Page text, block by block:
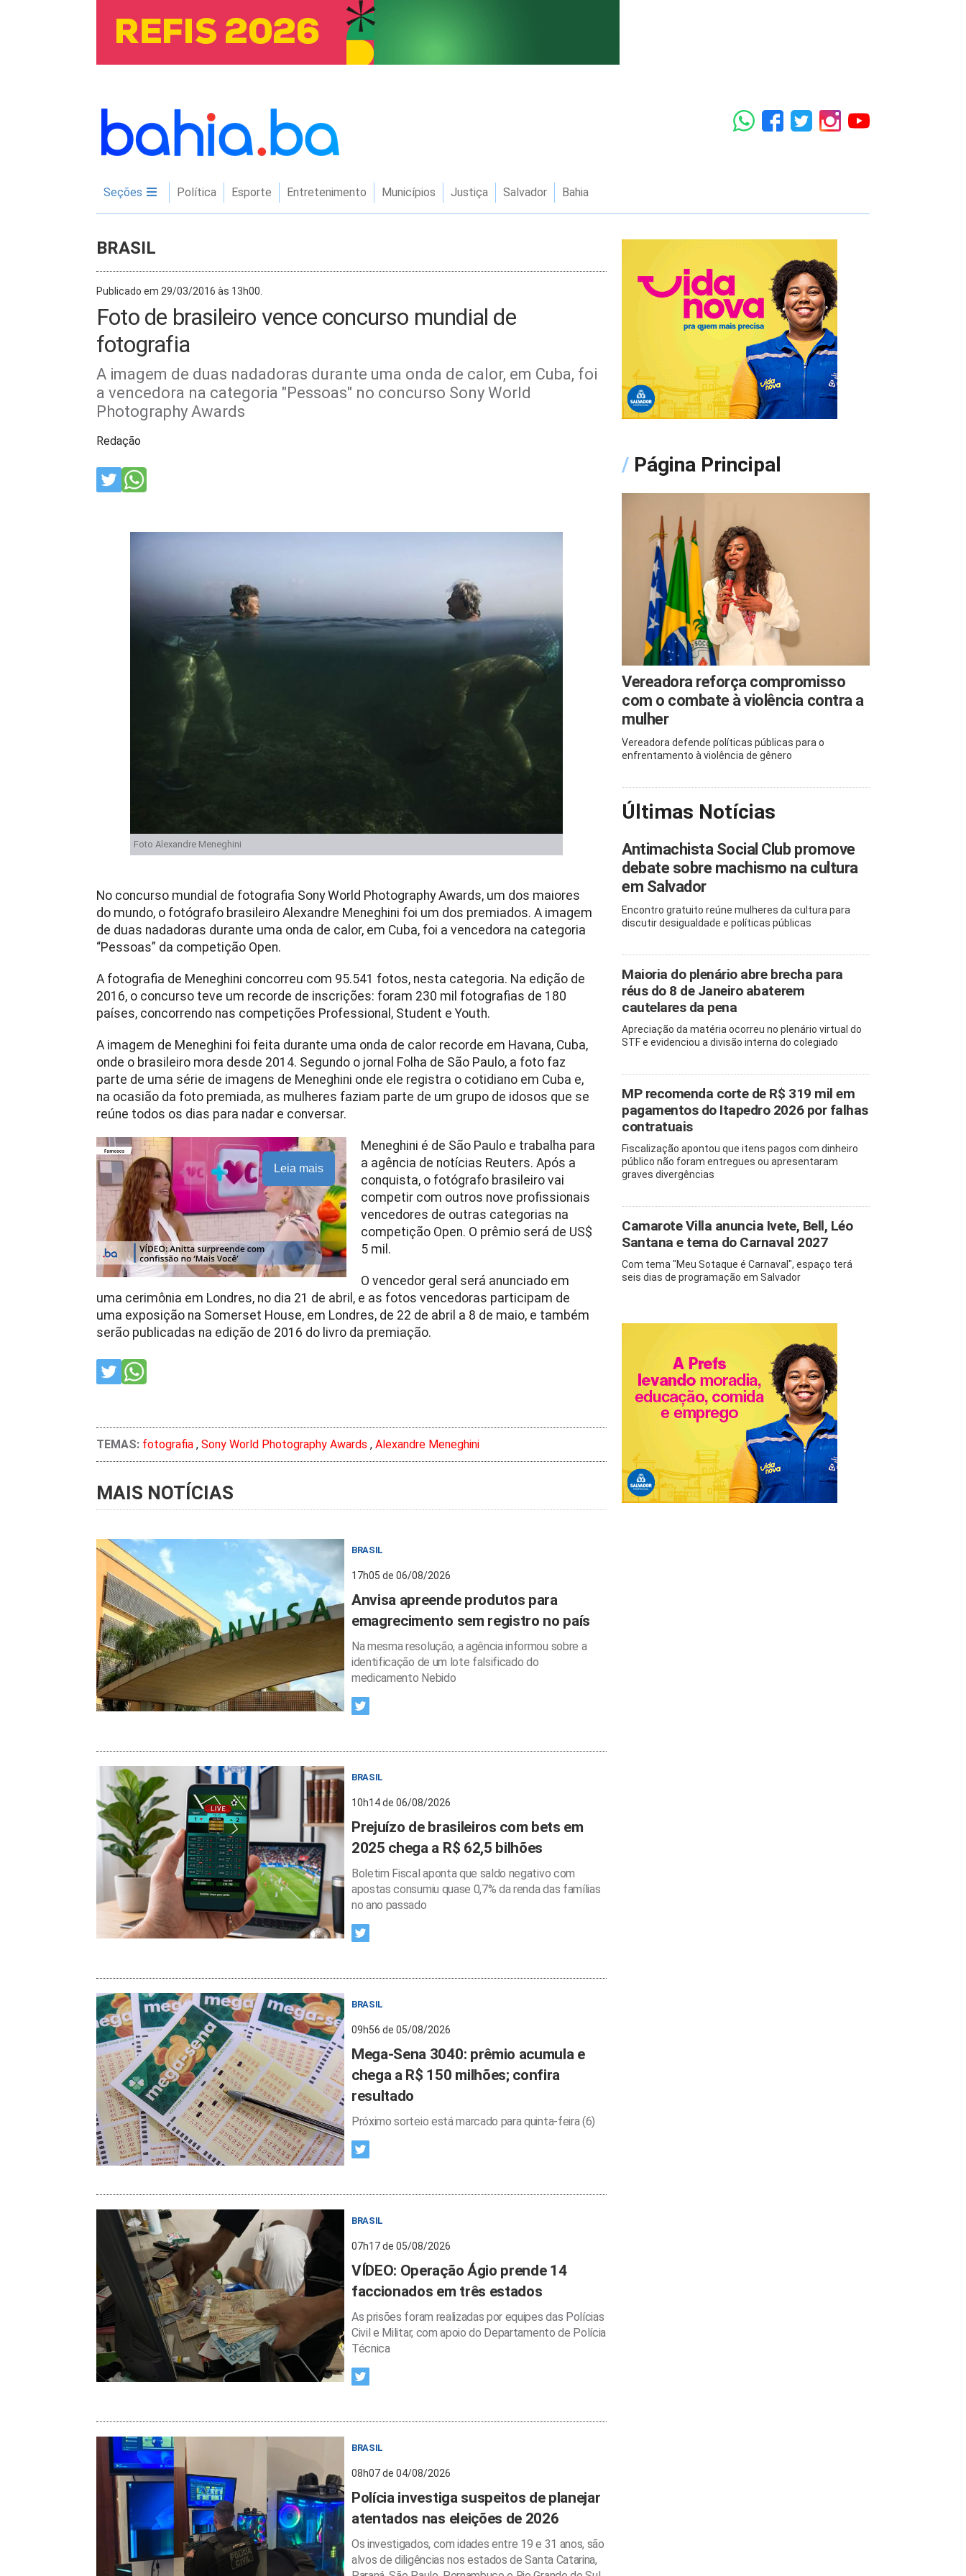
Seções Política Esporte Entretenimento Municípios Justiça Salvador Bahia
BRASIL
Publicado em 29/03/2016 às 13h00.
Foto de brasileiro vence concurso mundial de
fotografia
A imagem de duas nadadoras durante uma onda de calor, em Cuba, foi
a vencedora na categoria "Pessoas" no concurso Sony World
Photography Awards
Redação
Foto Alexandre Meneghini
No concurso mundial de fotografia Sony World Photography Awards, um dos maiores
do mundo, o fotógrafo brasileiro Alexandre Meneghini foi um dos premiados. A imagem
de duas nadadoras durante uma onda de calor, em Cuba, foi a vencedora na categoria
“Pessoas” da competição Open.
A fotografia de Meneghini concorreu com 95.541 fotos, nesta categoria. Na edição de
2016, o concurso teve um recorde de inscrições: foram 230 mil fotografias de 180
países, concorrendo nas competições Professional, Student e Youth.
A imagem de Meneghini foi feita durante uma onda de calor recorde em Havana, Cuba,
onde o brasileiro mora desde 2014. Segundo o jornal Folha de São Paulo, a foto faz
parte de uma série de imagens de Meneghini onde ele registra o cotidiano em Cuba e,
na ocasião da foto premiada, as mulheres faziam parte de um grupo de idosos que se
reúne todos os dias para nadar e conversar.
Leia mais
Meneghini é de São Paulo e trabalha para
a agência de notícias Reuters. Após a
conquista, o fotógrafo brasileiro vai
competir com outros nove profissionais
vencedores de outras categorias na
competição Open. O prêmio será de US$
5 mil.
O vencedor geral será anunciado em
uma cerimônia em Londres, no dia 21 de abril, e as fotos vencedoras participam de
uma exposição na Somerset House, em Londres, de 22 de abril a 8 de maio, e também
serão publicadas na edição de 2016 do livro da premiação.
TEMAS: fotografia , Sony World Photography Awards , Alexandre Meneghini
MAIS NOTÍCIAS
BRASIL
17h05 de 06/08/2026
Anvisa apreende produtos para
emagrecimento sem registro no país
Na mesma resolução, a agência informou sobre a
identificação de um lote falsificado do
medicamento Nebido
BRASIL
10h14 de 06/08/2026
Prejuízo de brasileiros com bets em
2025 chega a R$ 62,5 bilhões
Boletim Fiscal aponta que saldo negativo com
apostas consumiu quase 0,7% da renda das famílias
no ano passado
BRASIL
09h56 de 05/08/2026
Mega-Sena 3040: prêmio acumula e
chega a R$ 150 milhões; confira
resultado
Próximo sorteio está marcado para quinta-feira (6)
BRASIL
07h17 de 05/08/2026
VÍDEO: Operação Ágio prende 14
faccionados em três estados
As prisões foram realizadas por equipes das Polícias
Civil e Militar, com apoio do Departamento de Polícia
Técnica
BRASIL
08h07 de 04/08/2026
Polícia investiga suspeitos de planejar
atentados nas eleições de 2026
Os investigados, com idades entre 19 e 31 anos, são
alvos de diligências nos estados de Santa Catarina,
/ Página Principal
Vereadora reforça compromisso
com o combate à violência contra a
mulher
Vereadora defende políticas públicas para o
enfrentamento à violência de gênero
Últimas Notícias
Antimachista Social Club promove
debate sobre machismo na cultura
em Salvador
Encontro gratuito reúne mulheres da cultura para
discutir desigualdade e políticas públicas
Maioria do plenário abre brecha para
réus do 8 de Janeiro abaterem
cautelares da pena
Apreciação da matéria ocorreu no plenário virtual do
STF e evidenciou a divisão interna do colegiado
MP recomenda corte de R$ 319 mil em
pagamentos do Itapedro 2026 por falhas
contratuais
Fiscalização apontou que itens pagos com dinheiro
público não foram entregues ou apresentaram
graves divergências
Camarote Villa anuncia Ivete, Bell, Léo
Santana e tema do Carnaval 2027
Com tema "Meu Sotaque é Carnaval", espaço terá
seis dias de programação em Salvador